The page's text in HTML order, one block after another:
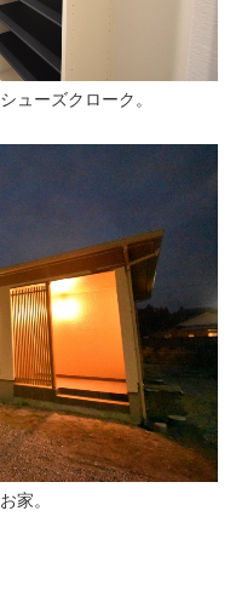
ューズクローク。
家。